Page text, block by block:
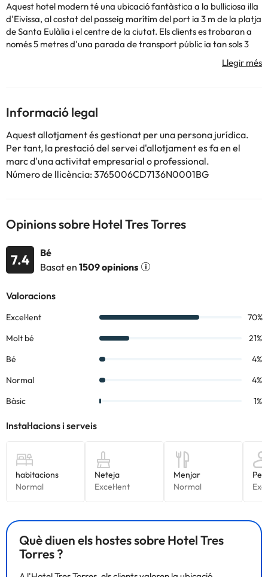
Aquest hotel modern té una ubicació fantàstica a la bulliciosa illa
d'Eivissa, al costat del passeig marítim del port ia 3 m de la platja
de Santa Eulàlia i el centre de la ciutat. Els clients es trobaran a
només 5 metres d'una parada de transport públic ia tan sols 3
km de l'aeroport. Aquest deliciós establiment emana elegància i
sofisticació, rebent els seus clients en el relaxant ambient del seu
viatgers quedaran impressionats per les magnífiques
instal·lacions que ofereix aquest meravellós hotel.
Alguns dels serveis detallats poden ser de pagament. Podeu
consultar les vostres tarifes directament a l'establiment. Tota la
informació d'aquesta fitxa està subjecta a canvis per part de
Informació legal
Aquest allotjament és gestionat per una persona jurídica.
Per tant, la prestació del servei d'allotjament es fa en el
marc d'una activitat empresarial o professional.
Número de llicència: 3765006CD7136N0001BG
Opinions sobre Hotel Tres Torres
7.4
Bé
Basat en 1509 opinions
Què diuen els hostes sobre Hotel Tres
Torres ?